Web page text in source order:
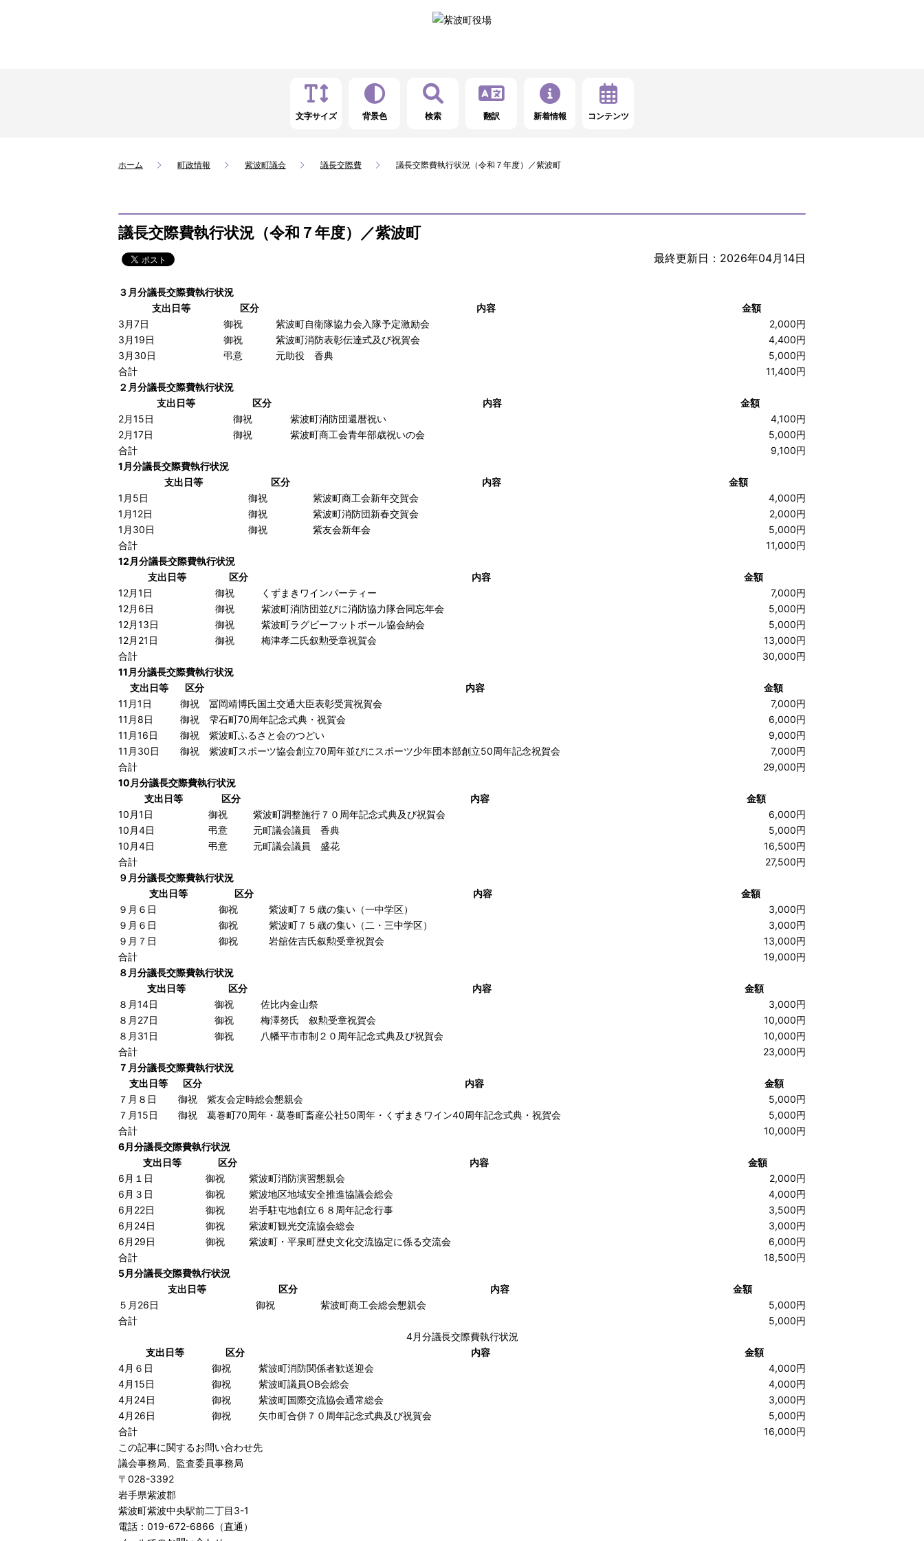
文字サイズ 背景色 検索 翻訳 新着情報 コンテンツ
ホーム 町政情報 紫波町議会 議長交際費 議長交際費執行状況（令和７年度）／紫波町
議長交際費執行状況（令和７年度）／紫波町
最終更新日：2026年04月14日
３月分議長交際費執行状況
支出日等
区分 内容
金額
3月7日
御祝 紫波町自衛隊協力会入隊予定激励会
2,000円
3月19日
御祝 紫波町消防表彰伝達式及び祝賀会
4,400円
3月30日
弔意 元助役 香典
5,000円
合計
11,400円
２月分議長交際費執行状況
支出日等
区分 内容
金額
2月15日
御祝 紫波町消防団還暦祝い
4,100円
2月17日
御祝 紫波町商工会青年部歳祝いの会
5,000円
合計
9,100円
1月分議長交際費執行状況
支出日等
区分 内容
金額
1月5日
御祝 紫波町商工会新年交賀会
4,000円
1月12日
御祝 紫波町消防団新春交賀会
2,000円
1月30日
御祝 紫友会新年会
5,000円
合計
11,000円
12月分議長交際費執行状況
支出日等
区分 内容
金額
12月1日
御祝 くずまきワインパーティー
7,000円
12月6日
御祝 紫波町消防団並びに消防協力隊合同忘年会
5,000円
12月13日
御祝 紫波町ラグビーフットボール協会納会
5,000円
12月21日
御祝 梅津孝二氏叙勲受章祝賀会
13,000円
合計
30,000円
11月分議長交際費執行状況
支出日等
区分 内容
金額
11月1日
御祝 冨岡靖博氏国土交通大臣表彰受賞祝賀会
7,000円
11月8日
御祝 雫石町70周年記念式典・祝賀会
6,000円
11月16日
御祝 紫波町ふるさと会のつどい
9,000円
11月30日
御祝 紫波町スポーツ協会創立70周年並びにスポーツ少年団本部創立50周年記念祝賀会
7,000円
合計
29,000円
10月分議長交際費執行状況
支出日等
区分 内容
金額
10月1日
御祝 紫波町調整施行７０周年記念式典及び祝賀会
6,000円
10月4日
弔意 元町議会議員 香典
5,000円
10月4日
弔意 元町議会議員 盛花
16,500円
合計
27,500円
９月分議長交際費執行状況
支出日等
区分 内容
金額
９月６日
御祝 紫波町７５歳の集い（一中学区）
3,000円
９月６日
御祝 紫波町７５歳の集い（二・三中学区）
3,000円
９月７日
御祝 岩舘佐吉氏叙勲受章祝賀会
13,000円
合計
19,000円
８月分議長交際費執行状況
支出日等
区分 内容
金額
８月14日
御祝 佐比内金山祭
3,000円
８月27日
御祝 梅澤努氏 叙勲受章祝賀会
10,000円
８月31日
御祝 八幡平市市制２０周年記念式典及び祝賀会
10,000円
合計
23,000円
７月分議長交際費執行状況
支出日等
区分 内容
金額
７月８日
御祝 紫友会定時総会懇親会
5,000円
７月15日
御祝 葛巻町70周年・葛巻町畜産公社50周年・くずまきワイン40周年記念式典・祝賀会
5,000円
合計
10,000円
6月分議長交際費執行状況
支出日等
区分 内容
金額
6月１日
御祝 紫波町消防演習懇親会
2,000円
6月３日
御祝 紫波地区地域安全推進協議会総会
4,000円
6月22日
御祝 岩手駐屯地創立６８周年記念行事
3,500円
6月24日
御祝 紫波町観光交流協会総会
3,000円
6月29日
御祝 紫波町・平泉町歴史文化交流協定に係る交流会
6,000円
合計
18,500円
5月分議長交際費執行状況
支出日等
区分 内容
金額
５月26日
御祝 紫波町商工会総会懇親会
5,000円
合計
5,000円
4月分議長交際費執行状況
支出日等
区分 内容
金額
4月６日
御祝 紫波町消防関係者歓送迎会
4,000円
4月15日
御祝 紫波町議員OB会総会
4,000円
4月24日
御祝 紫波町国際交流協会通常総会
3,000円
4月26日
御祝 矢巾町合併７０周年記念式典及び祝賀会
5,000円
合計
16,000円
この記事に関するお問い合わせ先
議会事務局、監査委員事務局
〒028-3392
岩手県紫波郡
紫波町紫波中央駅前二丁目3-1
電話：019-672-6866（直通）